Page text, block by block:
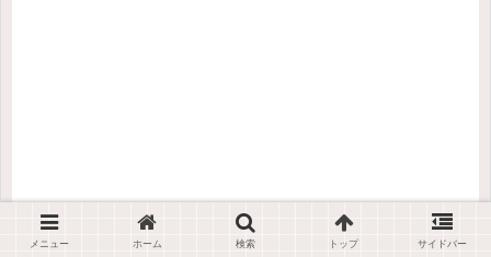
メニュー ホーム 検索 トップ サイドバー